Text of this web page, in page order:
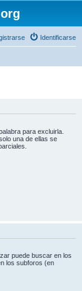
Identificarse
para excluirla.
una de ellas se
puede buscar en los
los subforos (en